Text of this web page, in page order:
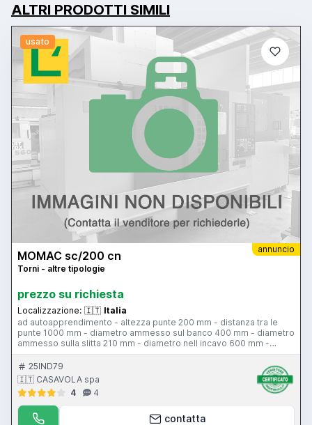
ALTRI PRODOTTI SIMILI
usato
annuncio
MOMAC sc/200 cn
Torni - altre tipologie
prezzo su richiesta
Localizzazione: 🇮🇹 Italia
ad autoapprendimento - altezza punte 200 mm - distanza tra le
punte 1000 mm - diametro ammesso sul banco 400 mm - diametro
ammesso sulla slitta 210 mm - diametro nell incavo 600 mm -
passaggio barra 52 mm - 3 gamme – velocità mandrino da 0 a
2300 giri/min - 7,5 hp - torretta 4 posizioni - avanzamento di lavoro
0-3000 mm/min - avanzamento rapido 5000 mm/min - unita di
governo Fagor
25IND79
🇮🇹 CASAVOLA spa
4
4
contatta